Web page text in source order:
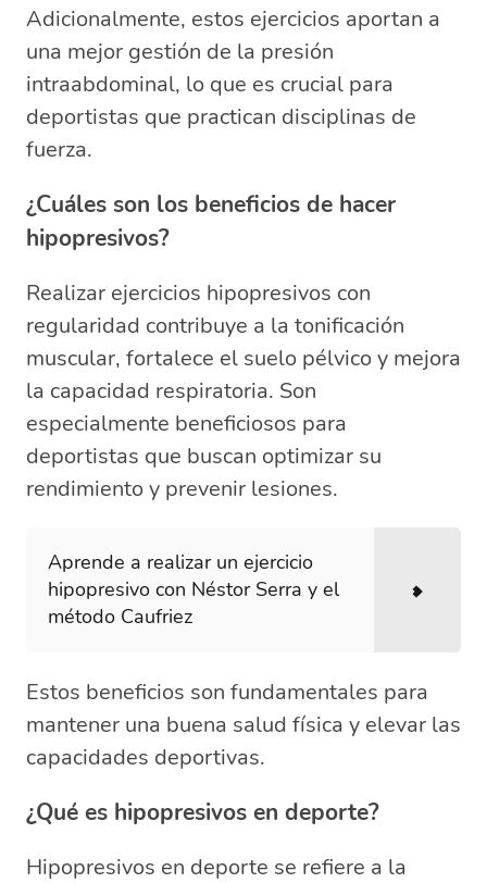
Adicionalmente, estos ejercicios aportan a
una mejor gestión de la presión
intraabdominal, lo que es crucial para
deportistas que practican disciplinas de
fuerza.
¿Cuáles son los beneficios de hacer
hipopresivos?
Realizar ejercicios hipopresivos con
regularidad contribuye a la tonificación
muscular, fortalece el suelo pélvico y mejora
la capacidad respiratoria. Son
especialmente beneficiosos para
deportistas que buscan optimizar su
rendimiento y prevenir lesiones.
Aprende a realizar un ejercicio
hipopresivo con Néstor Serra y el
método Caufriez
Estos beneficios son fundamentales para
mantener una buena salud física y elevar las
capacidades deportivas.
¿Qué es hipopresivos en deporte?
Hipopresivos en deporte se refiere a la